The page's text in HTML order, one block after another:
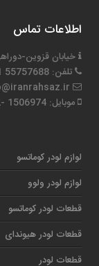
اطلاعات تماس
خیابان قزوین-
تلفن: 55757688 21 -98+
موبایل: 1506974 -0912
لوازم لودر کوماتسو
لوازم لودر ولوو
قطعات لودر کوماتسو
قطعات لودر هیوندای
قطعات لودر